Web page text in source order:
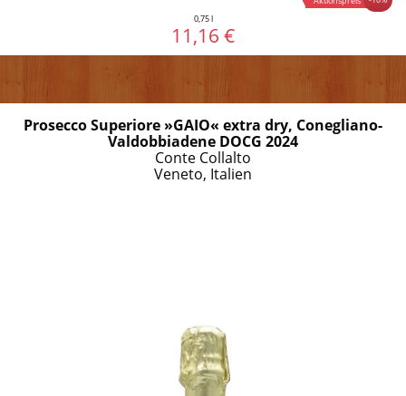
0,75 l
11,16 €
Prosecco Superiore »GAIO« extra dry, Conegliano-
Valdobbiadene DOCG 2024
Conte Collalto
Veneto, Italien